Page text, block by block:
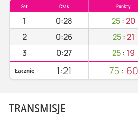
Set Czas Punkty
1 0:28 25:20
2
0:26 25:21
3
0:27 25: 19
Łącznie 1:21 75: 60
TRANSMISJE